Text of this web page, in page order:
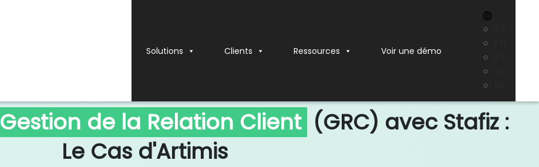
Solutions Clients Ressources Voir une démo
Gestion de la Relation Client (GRC) avec Stafiz :
Le Cas d'Artimis